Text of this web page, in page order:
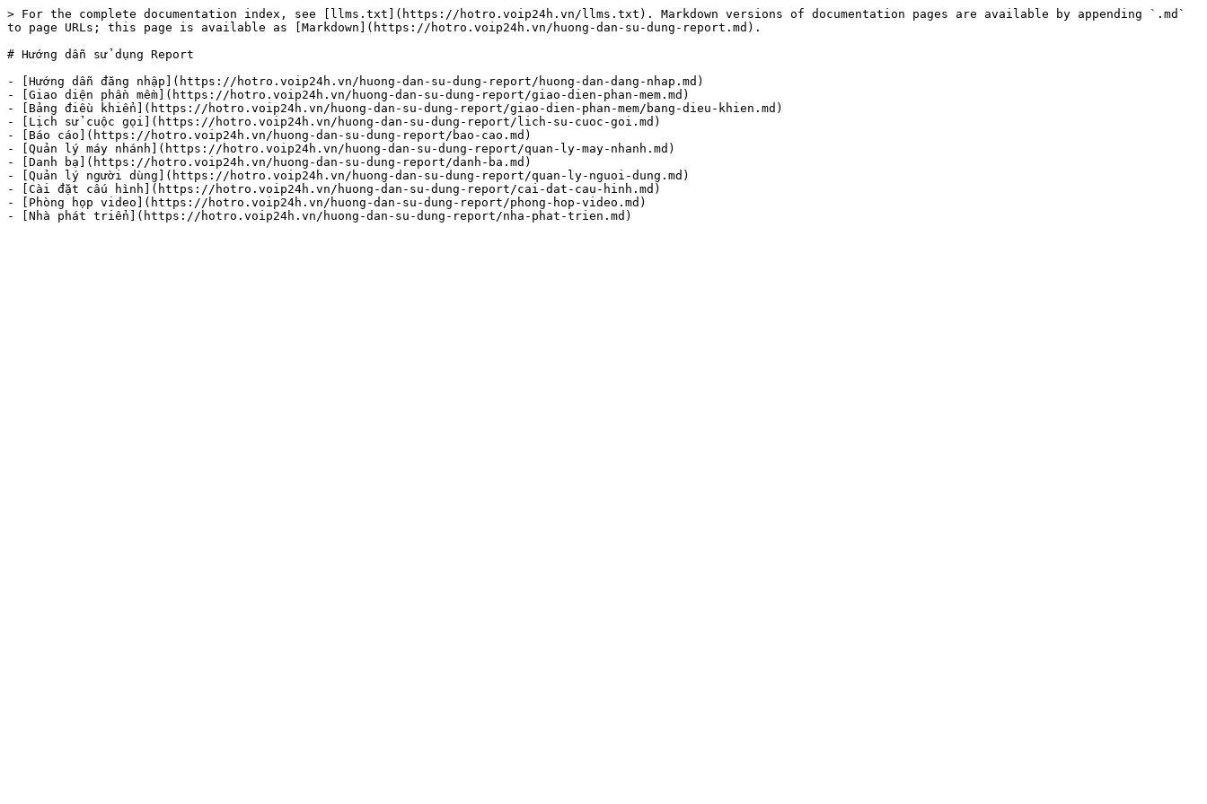
> For the complete documentation index, see [llms.txt](https://hotro.voip24h.vn/llms.txt). Markdown versions of documentation pages are available by appending `.md`
to page URLs; this page is available as [Markdown](https://hotro.voip24h.vn/huong-dan-su-dung-report.md).
# Hướng dẫn sử dụng Report
- [Hướng dẫn đăng nhập](https://hotro.voip24h.vn/huong-dan-su-dung-report/huong-dan-dang-nhap.md)
- [Giao diện phần mềm](https://hotro.voip24h.vn/huong-dan-su-dung-report/giao-dien-phan-mem.md)
- [Bảng điều khiển](https://hotro.voip24h.vn/huong-dan-su-dung-report/giao-dien-phan-mem/bang-dieu-khien.md)
- [Lịch sử cuộc gọi](https://hotro.voip24h.vn/huong-dan-su-dung-report/lich-su-cuoc-goi.md)
- [Báo cáo](https://hotro.voip24h.vn/huong-dan-su-dung-report/bao-cao.md)
- [Quản lý máy nhánh](https://hotro.voip24h.vn/huong-dan-su-dung-report/quan-ly-may-nhanh.md)
- [Danh bạ](https://hotro.voip24h.vn/huong-dan-su-dung-report/danh-ba.md)
- [Quản lý người dùng](https://hotro.voip24h.vn/huong-dan-su-dung-report/quan-ly-nguoi-dung.md)
- [Cài đặt cấu hình](https://hotro.voip24h.vn/huong-dan-su-dung-report/cai-dat-cau-hinh.md)
- [Phòng họp video](https://hotro.voip24h.vn/huong-dan-su-dung-report/phong-hop-video.md)